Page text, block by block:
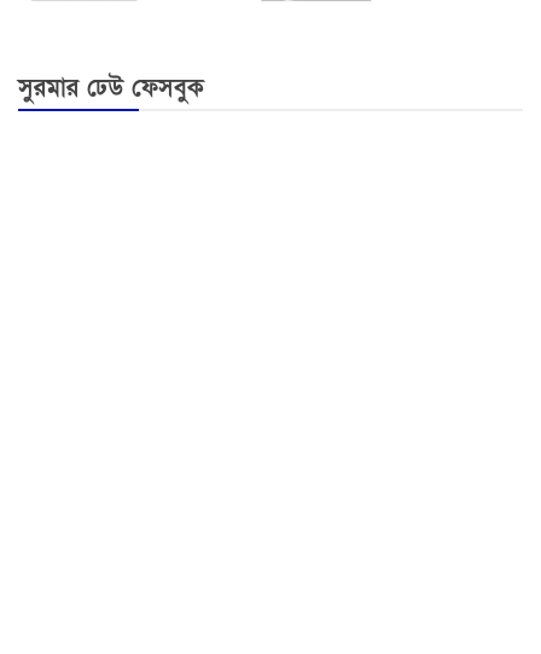
সুরমার ঢেউ ফেসবুক